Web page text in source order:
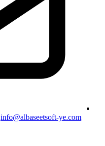
info@albaseetsoft-ye.com